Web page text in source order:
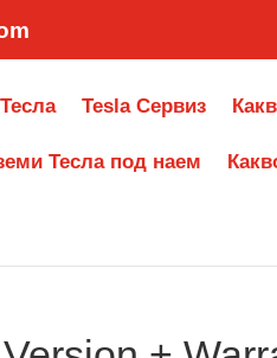
Tesla Сервиз
Тесла под наем